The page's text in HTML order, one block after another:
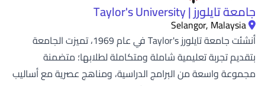
جامعة تايلورز | Taylor's University
Selangor, Malaysia
أنشئت جامعة تايلورز Taylor's في عام 1969، تميزت الجامعة
بتقديم تجربة تعليمية شاملة ومتكاملة لطلابها؛ متضمنة
مجموعة واسعة من البرامج الدراسية، ومناهج عصرية مع أساليب